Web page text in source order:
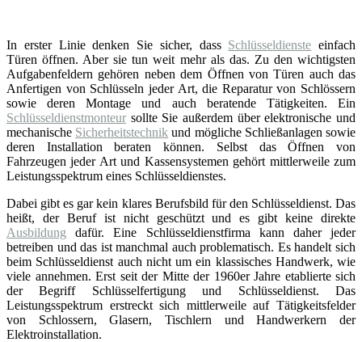
In erster Linie denken Sie sicher, dass Schlüsseldienste einfach
Türen öffnen. Aber sie tun weit mehr als das. Zu den wichtigsten
Aufgabenfeldern gehören neben dem Öffnen von Türen auch das
Anfertigen von Schlüsseln jeder Art, die Reparatur von Schlössern
sowie deren Montage und auch beratende Tätigkeiten. Ein
Schlüsseldienstmonteur sollte Sie außerdem über elektronische und
mechanische Sicherheitstechnik und mögliche Schließanlagen sowie
deren Installation beraten können. Selbst das Öffnen von
Fahrzeugen jeder Art und Kassensystemen gehört mittlerweile zum
Leistungsspektrum eines Schlüsseldienstes.
Dabei gibt es gar kein klares Berufsbild für den Schlüsseldienst. Das
heißt, der Beruf ist nicht geschützt und es gibt keine direkte
Ausbildung dafür. Eine Schlüsseldienstfirma kann daher jeder
betreiben und das ist manchmal auch problematisch. Es handelt sich
beim Schlüsseldienst auch nicht um ein klassisches Handwerk, wie
viele annehmen. Erst seit der Mitte der 1960er Jahre etablierte sich
der Begriff Schlüsselfertigung und Schlüsseldienst. Das
Leistungsspektrum erstreckt sich mittlerweile auf Tätigkeitsfelder
von Schlossern, Glasern, Tischlern und Handwerkern der
Elektroinstallation.